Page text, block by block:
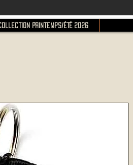
Collection Printemps/Été 2026